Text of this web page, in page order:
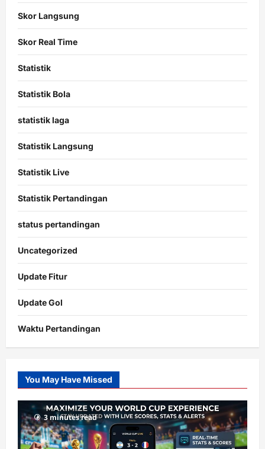
Skor Langsung
Skor Real Time
Statistik
Statistik Bola
statistik laga
Statistik Langsung
Statistik Live
Statistik Pertandingan
status pertandingan
Uncategorized
Update Fitur
Update Gol
Waktu Pertandingan
Slot
Gacor
RTP
terupdate
You May Have Missed
3 minutes read